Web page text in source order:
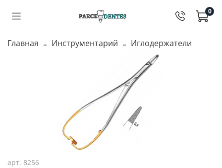
0
Главная Инструментарий Иглодержатели
арт. 8256